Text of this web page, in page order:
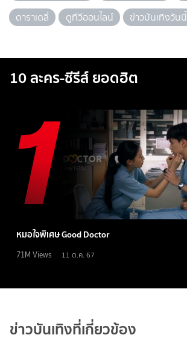
ดาราเดลี่
ดูทีวีออนไลน์ ข่าวบันเทิงวันนี้
10 ละคร-ซีรีส์ ยอดฮิต
หมอใจพิเศษ Good Doctor
71M Views 11 ต.ค. 67
ข่าวบันเทิงที่เกี่ยวข้อง